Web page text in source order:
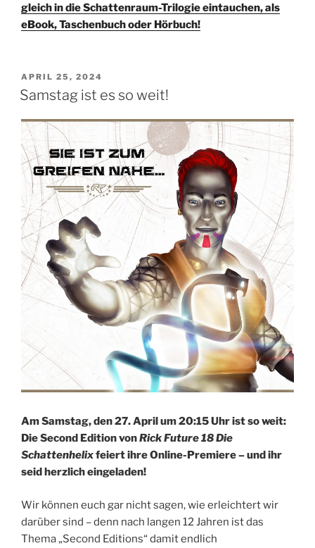
gleich in die Schattenraum-Trilogie eintauchen, als
eBook, Taschenbuch oder Hörbuch!
VERÖFFENTLICHT
AM
APRIL 25, 2024
Samstag ist es so weit!
Am Samstag, den 27. April um 20:15 Uhr ist so weit:
Die Second Edition vonRick Future 18 Die
Schattenhelixfeiert ihre Online-Premiere – und ihr
seid herzlich eingeladen!
Wir können euch gar nicht sagen, wie erleichtert wir
darüber sind – denn nach langen 12 Jahren ist das
Thema „Second Editions“ damit endlich